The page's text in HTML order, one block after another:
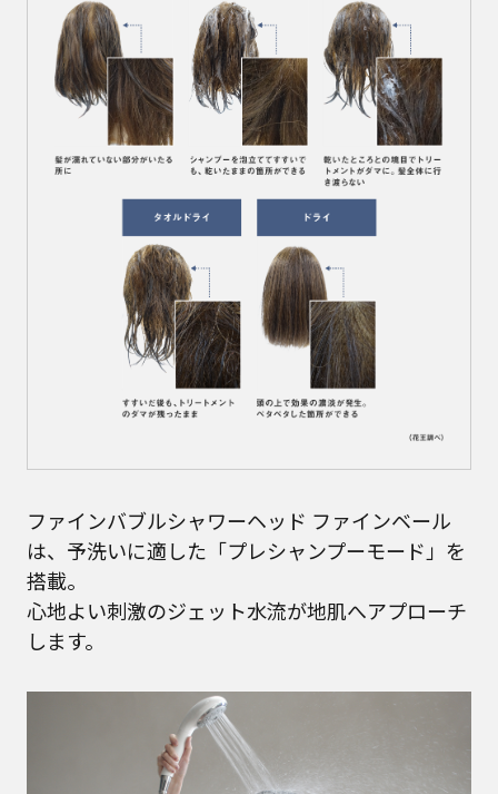
ファインバブルシャワーヘッド ファインベール
は、予洗いに適した「プレシャンプーモード」を
搭載。
心地よい刺激のジェット水流が地肌へアプローチ
します。